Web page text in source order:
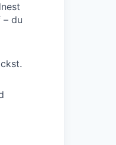
– du